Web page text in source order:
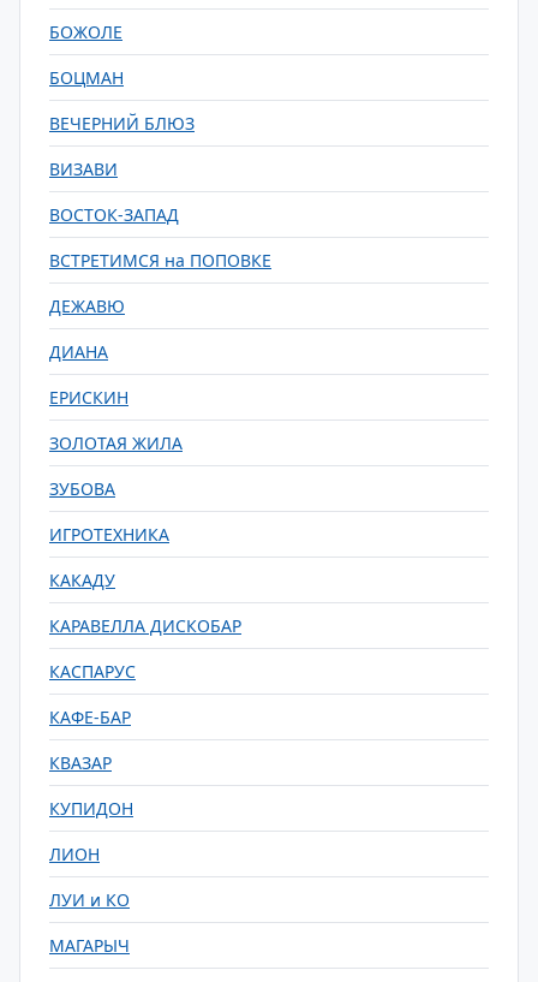
БОЖОЛЕ
БОЦМАН
ВЕЧЕРНИЙ БЛЮЗ
ВИЗАВИ
ВОСТОК-ЗАПАД
ВСТРЕТИМСЯ на ПОПОВКЕ
ДЕЖАВЮ
ДИАНА
ЕРИСКИН
ЗОЛОТАЯ ЖИЛА
ЗУБОВА
ИГРОТЕХНИКА
КАКАДУ
КАРАВЕЛЛА ДИСКОБАР
КАСПАРУС
КАФЕ-БАР
КВАЗАР
КУПИДОН
ЛИОН
ЛУИ и КО
МАГАРЫЧ